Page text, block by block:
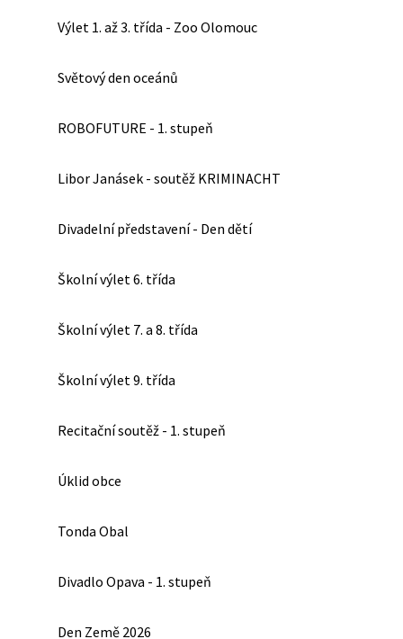
Výlet 1. až 3. třída - Zoo Olomouc
Světový den oceánů
ROBOFUTURE - 1. stupeň
Libor Janásek - soutěž KRIMINACHT
Divadelní představení - Den dětí
Školní výlet 6. třída
Školní výlet 7. a 8. třída
Školní výlet 9. třída
Recitační soutěž - 1. stupeň
Úklid obce
Tonda Obal
Divadlo Opava - 1. stupeň
Den Země 2026